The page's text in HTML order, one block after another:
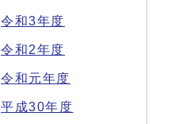
令和3年度
令和2年度
令和元年度
平成30年度